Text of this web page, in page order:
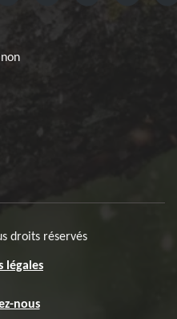
droits réservés
légales
nous